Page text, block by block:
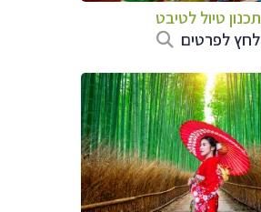
תכנון טיול לטיבט
לחץ לפרטים